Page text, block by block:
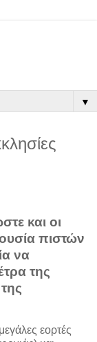
▼
και οι
πιστών
να
της
εορτές